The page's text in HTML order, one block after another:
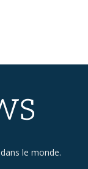
le monde.